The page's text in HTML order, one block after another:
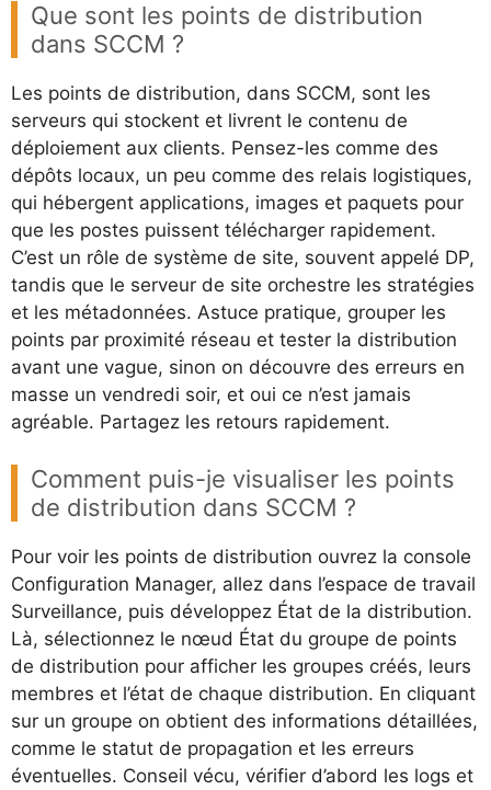
Que sont les points de distribution
dans SCCM ?
Les points de distribution, dans SCCM, sont les
serveurs qui stockent et livrent le contenu de
déploiement aux clients. Pensez-les comme des
dépôts locaux, un peu comme des relais logistiques,
qui hébergent applications, images et paquets pour
que les postes puissent télécharger rapidement.
C’est un rôle de système de site, souvent appelé DP,
tandis que le serveur de site orchestre les stratégies
et les métadonnées. Astuce pratique, grouper les
points par proximité réseau et tester la distribution
avant une vague, sinon on découvre des erreurs en
masse un vendredi soir, et oui ce n’est jamais
agréable. Partagez les retours rapidement.
Comment puis-je visualiser les points
de distribution dans SCCM ?
Pour voir les points de distribution ouvrez la console
Configuration Manager, allez dans l’espace de travail
Surveillance, puis développez État de la distribution.
Là, sélectionnez le nœud État du groupe de points
de distribution pour afficher les groupes créés, leurs
membres et l’état de chaque distribution. En cliquant
sur un groupe on obtient des informations détaillées,
comme le statut de propagation et les erreurs
éventuelles. Conseil vécu, vérifier d’abord les logs et